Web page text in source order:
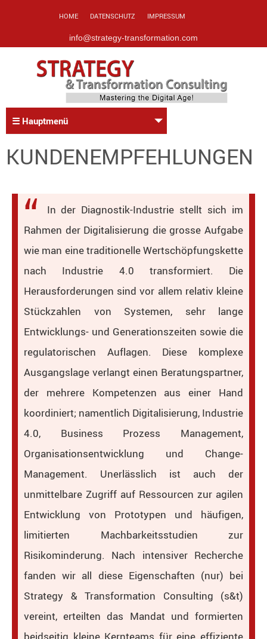
HOME DATENSCHUTZ IMPRESSUM
info@strategy-transformation.com
☰ Hauptmenü
KUNDENEMPFEHLUNGEN
In der Diagnostik-Industrie stellt sich im
Rahmen der Digitalisierung die grosse Aufgabe
wie man eine traditionelle Wertschöpfungskette
nach Industrie 4.0 transformiert. Die
Herausforderungen sind vor allem relativ kleine
Stückzahlen von Systemen, sehr lange
Entwicklungs- und Generationszeiten sowie die
regulatorischen Auflagen. Diese komplexe
Ausgangslage verlangt einen Beratungspartner,
der mehrere Kompetenzen aus einer Hand
koordiniert; namentlich Digitalisierung, Industrie
4.0, Business Prozess Management,
Organisationsentwicklung und Change-
Management. Unerlässlich ist auch der
unmittelbare Zugriff auf Ressourcen zur agilen
Entwicklung von Prototypen und häufigen,
limitierten Machbarkeitsstudien zur
Risikominderung.
Nach intensiver Recherche
fanden wir all diese Eigenschaften (nur) bei
Strategy & Transformation Consulting (s&t)
vereint, erteilten das Mandat und formierten
beidseitig kleine Kernteams für eine effiziente